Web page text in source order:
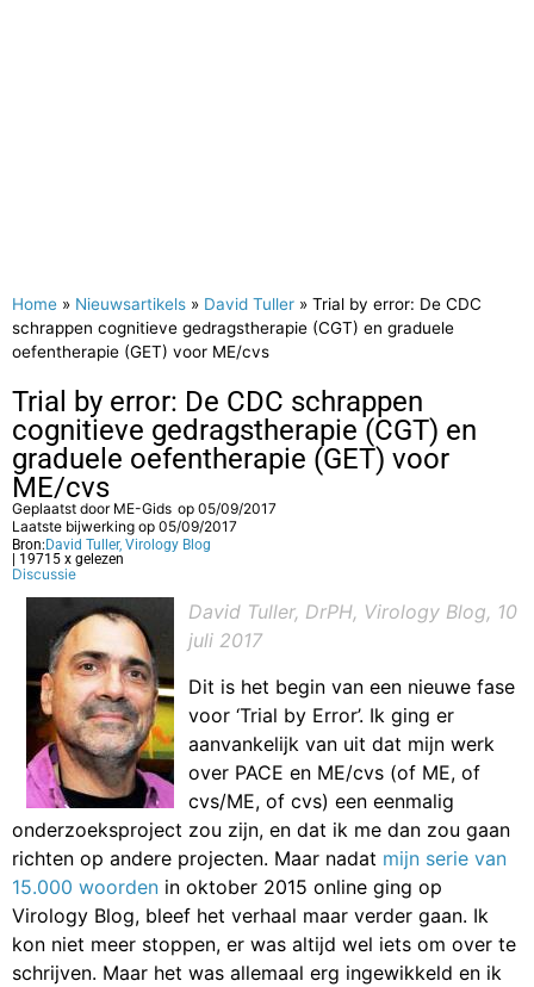
Home » Nieuwsartikels » David Tuller » Trial by error: De CDC
schrappen cognitieve gedragstherapie (CGT) en graduele
oefentherapie (GET) voor ME/cvs
Trial by error: De CDC schrappen
cognitieve gedragstherapie (CGT) en
graduele oefentherapie (GET) voor
ME/cvs
Geplaatst door ME-Gids op 05/09/2017
Laatste bijwerking op 05/09/2017
Bron: David Tuller, Virology Blog
| 19715 x gelezen
Discussie
David Tuller, DrPH, Virology Blog, 10
juli 2017
Dit is het begin van een nieuwe fase
voor ‘Trial by Error’. Ik ging er
aanvankelijk van uit dat mijn werk
over PACE en ME/cvs (of ME, of
cvs/ME, of cvs) een eenmalig
onderzoeksproject zou zijn, en dat ik me dan zou gaan
richten op andere projecten. Maar nadat mijn serie van
15.000 woorden in oktober 2015 online ging op
Virology Blog, bleef het verhaal maar verder gaan. Ik
kon niet meer stoppen, er was altijd wel iets om over te
schrijven. Maar het was allemaal erg ingewikkeld en ik